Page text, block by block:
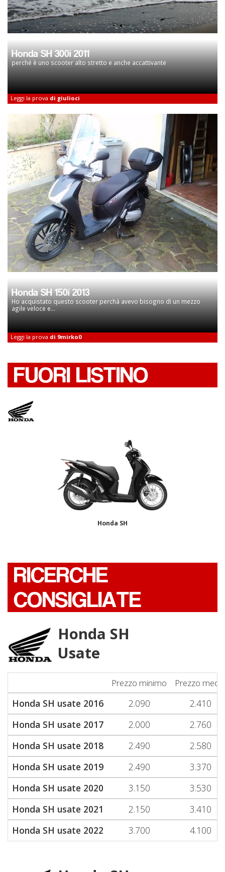
Honda SH 300i 2011
perché è uno scooter alto stretto e anche accattivante
Leggi la prova di giulioci
Honda SH 150i 2013
Ho acquistato questo scooter perchà avevo bisogno di un mezzo
agile veloce e...
Leggi la prova di 9mirko0
FUORI LISTINO
Honda SH
RICERCHE
CONSIGLIATE
Honda SH
Usate
Prezzo minimo Prezzo
Honda SH usate 2016 2.090
2.410
Honda SH usate 2017
2.000
2.760
Honda SH usate 2018
2.490
2.580
Honda SH usate 2019
2.490
3.370
Honda SH usate 2020
3.150
3.530
Honda SH usate 2021
2.150
3.410
Honda SH usate 2022
3.700 4.100